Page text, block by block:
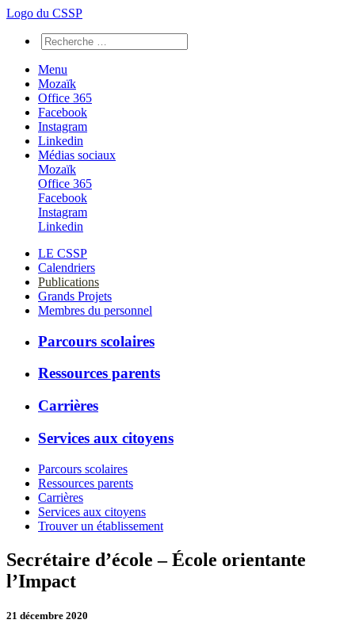
Logo du CSSP
Menu
Mozaïk
Office 365
Facebook
Instagram
Linkedin
Médias sociaux
Mozaïk
Office 365
Facebook
Instagram
Linkedin
LE CSSP
Calendriers
Publications
Grands Projets
Membres du personnel
Parcours scolaires
Ressources parents
Carrières
Services aux citoyens
Parcours scolaires
Ressources parents
Carrières
Services aux citoyens
Trouver un établissement
Secrétaire d’école – École orientante
l’Impact
21 décembre 2020